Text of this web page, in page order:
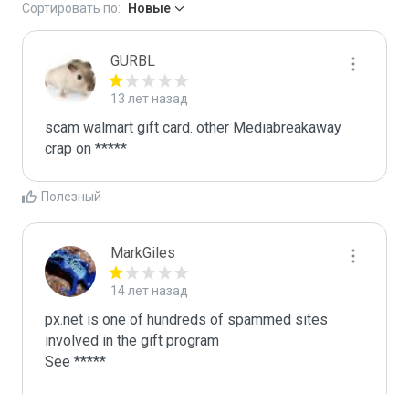
Сортировать по: Новые
GURBL
13 лет назад
scam walmart gift card. other Mediabreakaway
crap on *****
Полезный
MarkGiles
14 лет назад
px.net is one of hundreds of spammed sites
involved in the gift program
See *****